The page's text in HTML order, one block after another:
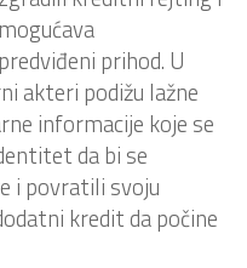
prihod. U
akteri podižu lažne
informacije koje se
da bi se
i povratili svoju
kredit da počine